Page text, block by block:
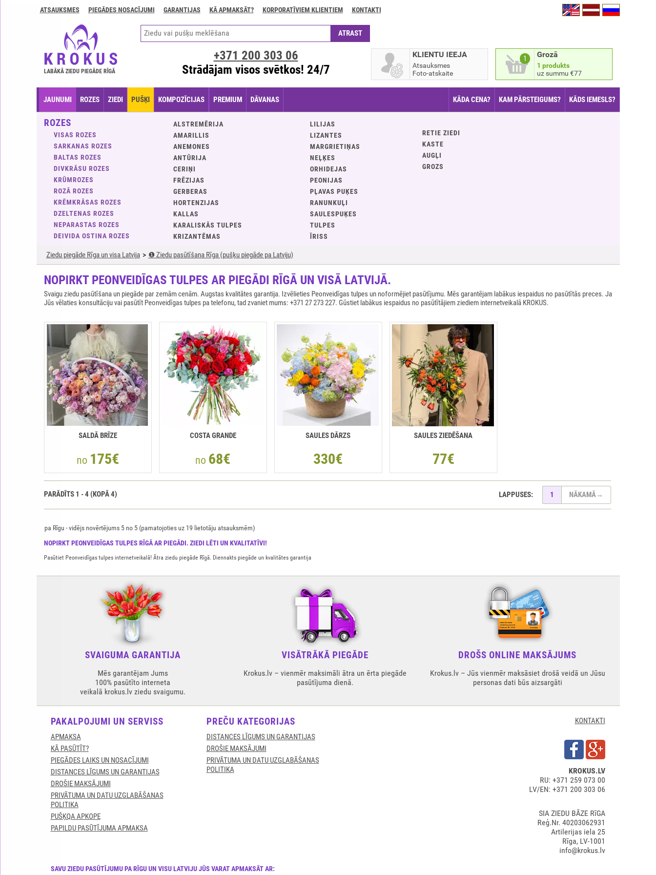
GARANTIJAS
apmaksāt?
ATSAUKSMES PIEGĀDES NOSACĪJUMI GARANTIJAS KĀ APMAKSĀT? KORPORATĪVIEM KLIENTIEM KONTAKTI
NOPIRKT PEONVEIDĪGAS TULPES RĪGĀ AR PIEGĀDI. ZIEDI LĒTI UN KVALITATĪVI!
Pasūtiet Peonveidīgas tulpes internetveikalā! Ātra ziedu piegāde Rīgā. Diennakts piegāde un kvalitātes garantija
LABĀKĀ ZIEDU PIEGĀDE RĪGĀ
1 Grozā
1 produkts
uz summu €77
KLIENTU IEEJA
Atsauksmes
Foto-atskaite
+371 200 303 06
Strādājam visos svētkos! 24/7
JAUNUMI ROZES ZIEDI PUŠĶI KOMPOZĪCIJAS PREMIUM DĀVANAS KĀDA CENA? KAM PĀRSTEIGUMS? KĀDS IEMESLS?
ROZES
VISAS ROZES
SARKANAS ROZES
BALTAS ROZES
DIVKRĀSU ROZES
KRŪMROZES
ROZĀ ROZES
KRĒMKRĀSAS ROZES
DZELTENAS ROZES
NEPARASTAS ROZES
DEIVIDA OSTINA ROZES
ALSTREMĒRIJA
AMARILLIS
ANEMONES
ANTŪRIJA
CERIŅI
FRĒZIJAS
GERBERAS
HORTENZIJAS
KALLAS
KARALISKĀS TULPES
KRIZANTĒMAS
LILIJAS
LIZANTES
MARGRIETIŅAS
NEĻĶES
ORHIDEJAS
PEONIJAS
PĻAVAS PUĶES
RANUNKUĻI
SAULESPUĶES
TULPES
ĪRISS
RETIE ZIEDI
KASTE
AUGĻI
GROZS
Ziedu piegāde Rīga un visa Latvija ❶ Ziedu pasūtīšana Rīga (pušķu piegāde pa Latviju)
NOPIRKT PEONVEIDĪGAS TULPES AR PIEGĀDI RĪGĀ UN VISĀ LATVIJĀ.
Svaigu ziedu pasūtīšana un piegāde par zemām cenām. Augstas kvalitātes garantija. Izvēlieties Peonveidīgas tulpes un noformējiet pasūtījumu. Mēs garantējam labākus iespaidus no pasūtītās preces. Ja
Jūs vēlaties konsultāciju vai pasūtīt Peonveidīgas tulpes pa telefonu, tad zvaniet mums: +371 27 273 227. Gūstiet labākus iespaidus no pasūtītājiem ziediem internetveikalā KROKUS.
SALDĀ BRĪZE
no 175€
COSTA GRANDE
no 68€
SAULES DĀRZS
330€
SAULES ZIEDĒŠANA
77€
LAPPUSES: 1 NĀKAMĀ→
PARĀDĪTS 1 -4 (KOPĀ4)
pa Rīgu -vidējs novērtējums 5no 5 (pamatojoties uz 19 lietotāju atsauksmēm)
SVAIGUMA GARANTIJA
Mēs garantējam Jums
100% pasūtīto interneta
veikalā krokus.lv ziedu svaigumu.
VISĀTRĀKĀ PIEGĀDE
Krokus.lv – vienmēr maksimāli ātra un ērta piegāde
pasūtījuma dienā.
DROŠS ONLINE MAKSĀJUMS
Krokus.lv – Jūs vienmēr maksāsiet drošā veidā un Jūsu
personas dati būs aizsargāti
PAKALPOJUMI UN SERVISS
APMAKSA
KĀ PASŪTĪT?
PIEGĀDES LAIKS UN NOSACĪJUMI
DISTANCES LĪGUMS UN GARANTIJAS
DROŠIE MAKSĀJUMI
PRIVĀTUMA UN DATU UZGLABĀŠANAS
POLITIKA
PUŠĶQA APKOPE
PAPILDU PASŪTĪJUMA APMAKSA
PREČU KATEGORIJAS
DISTANCES LĪGUMS UN GARANTIJAS
DROŠIE MAKSĀJUMI
PRIVĀTUMA UN DATU UZGLABĀŠANAS
POLITIKA
KONTAKTI
KROKUS.LV
RU: +371 259 073 00
LV/EN: +371 200 303 06
SIA ZIEDU BĀZE RīGA
Reģ.Nr. 40203062931
Artilerijas iela 25
Rīga, LV-1001
info@krokus.lv
SAVU ZIEDU PASŪTĪJUMU PA RĪGU UN VISU LATVIJU JŪS VARAT APMAKSĀT AR: